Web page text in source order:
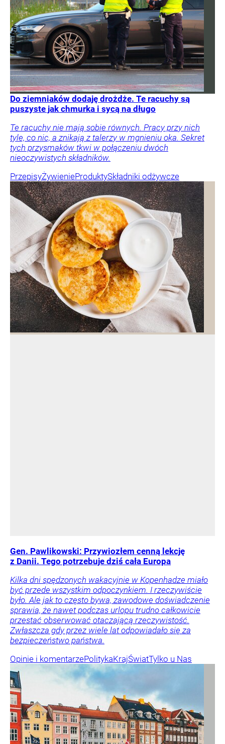
Do ziemniaków dodaję drożdże. Te racuchy są
puszyste jak chmurka i sycą na długo
Te racuchy nie mają sobie równych. Pracy przy nich
tyle, co nic, a znikają z talerzy w mgnieniu oka. Sekret
tych przysmaków tkwi w połączeniu dwóch
nieoczywistych składników.
PrzepisyŻywienieProduktySkładniki odżywcze
Gen. Pawlikowski: Przywiozłem cenną lekcję
z Danii. Tego potrzebuje dziś cała Europa
Kilka dni spędzonych wakacyjnie w Kopenhadze miało
być przede wszystkim odpoczynkiem. I rzeczywiście
było. Ale jak to często bywa, zawodowe doświadczenie
sprawia, że nawet podczas urlopu trudno całkowicie
przestać obserwować otaczającą rzeczywistość.
Zwłaszcza gdy przez wiele lat odpowiadało się za
bezpieczeństwo państwa.
Opinie i komentarzePolitykaKrajŚwiatTylko u Nas